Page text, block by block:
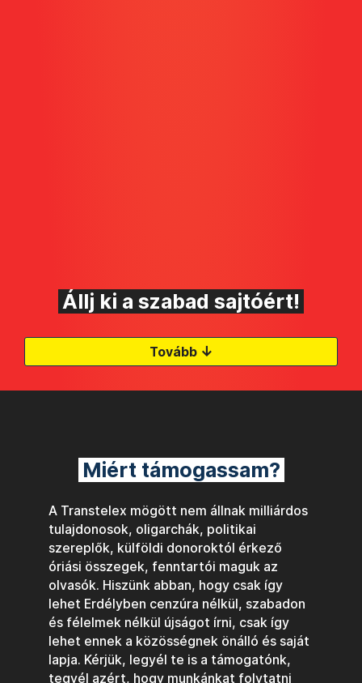
Állj ki a szabad sajtóért!
Tovább ↓
Miért támogassam?
A Transtelex mögött nem állnak milliárdos
tulajdonosok, oligarchák, politikai
szereplők, külföldi donoroktól érkező
óriási összegek, fenntartói maguk az
olvasók. Hiszünk abban, hogy csak így
lehet Erdélyben cenzúra nélkül, szabadon
és félelmek nélkül újságot írni, csak így
lehet ennek a közösségnek önálló és saját
lapja. Kérjük, legyél te is a támogatónk,
tegyél azért, hogy munkánkat folytatni